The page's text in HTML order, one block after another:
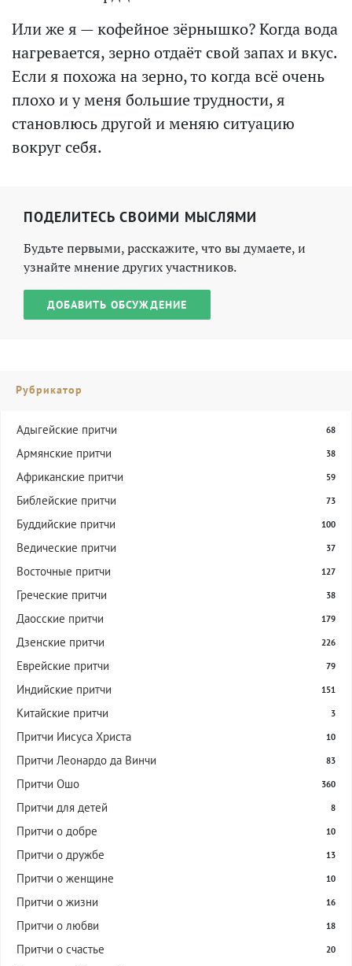
Или же я — кофейное зёрнышко? Когда вода
нагревается, зерно отдаёт свой запах и вкус.
Если я похожа на зерно, то когда всё очень
плохо и у меня большие трудности, я
становлюсь другой и меняю ситуацию
вокруг себя.
ПОДЕЛИТЕСЬ СВОИМИ МЫСЛЯМИ
Будьте первыми, расскажите, что вы думаете, и
узнайте мнение других участников.
ДОБАВИТЬ ОБСУЖДЕНИЕ
Рубрикатор
Адыгейские притчи 68
Армянские притчи 38
Африканские притчи 59
Библейские притчи 73
Буддийские притчи 100
Ведические притчи 37
Восточные притчи 127
Греческие притчи 38
Даосские притчи 179
Дзенские притчи 226
Еврейские притчи 79
Индийские притчи 151
Китайские притчи 3
Притчи Иисуса Христа 10
Притчи Леонардо да Винчи 83
Притчи Ошо 360
Притчи для детей 8
Притчи о добре 10
Притчи о дружбе 13
Притчи о женщине 10
Притчи о жизни 16
Притчи о любви 18
Притчи о счастье 20